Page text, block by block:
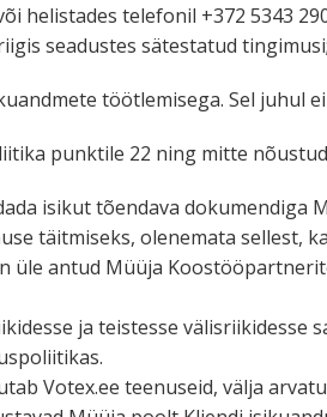
helis­tades telefonil +372 5343
seadustes sätes­tatud tingimusi;
töötle­misega. Sel juhul
punktile 22 ning mitte
isikut tõendava dokumendiga
täitmiseks, olenemata sellest,
üle antud Müüja
ja teistesse
Votex.ee teenuseid, välja